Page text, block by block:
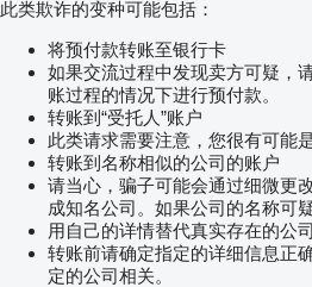
此类欺诈的变种可能包括：
将预付款转账至银行卡
如果交流过程中发现卖方可疑，
账过程的情况下进行预付款。
转账到“受托人”账户
此类请求需要注意，您很有可能
转账到名称相似的公司的账户
请当心，骗子可能会通过细微更
成知名公司。如果公司的名称可
用自己的详情替代真实存在的公
转账前请确定指定的详细信息正
定的公司相关。